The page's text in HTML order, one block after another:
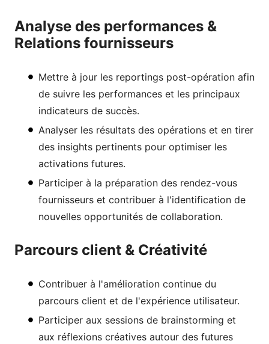
Analyse des performances &
Relations fournisseurs
Mettre à jour les reportings post-opération afin
de suivre les performances et les principaux
indicateurs de succès.
Analyser les résultats des opérations et en tirer
des insights pertinents pour optimiser les
activations futures.
Participer à la préparation des rendez-vous
fournisseurs et contribuer à l'identification de
nouvelles opportunités de collaboration.
Parcours client & Créativité
Contribuer à l'amélioration continue du
parcours client et de l'expérience utilisateur.
Participer aux sessions de brainstorming et
aux réflexions créatives autour des futures